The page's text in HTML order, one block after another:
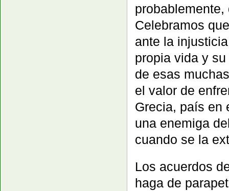
probablemente,
Celebramos
ante la
propia vida y
de esas
el valor de
Grecia, país en
una enemiga
cuando se la
Los acuerdos
haga de